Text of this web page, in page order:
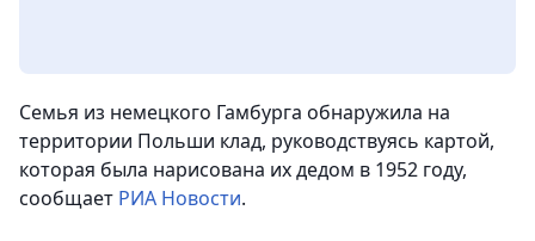
Семья из немецкого Гамбурга обнаружила на
территории Польши клад, руководствуясь картой,
которая была нарисована их дедом в 1952 году,
сообщает РИА Новости.